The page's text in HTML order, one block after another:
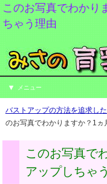
このお写真でわかり
ちゃう理由
メニュー
バストアップの方法を追求し
のお写真でわかりますか？1
このお写真で
アップしちゃ